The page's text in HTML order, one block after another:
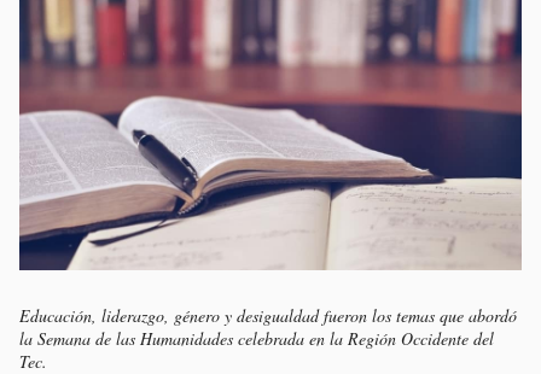
Educación, liderazgo, género y desigualdad fueron los temas que abordó
la Semana de las Humanidades celebrada en la Región Occidente del
Tec.